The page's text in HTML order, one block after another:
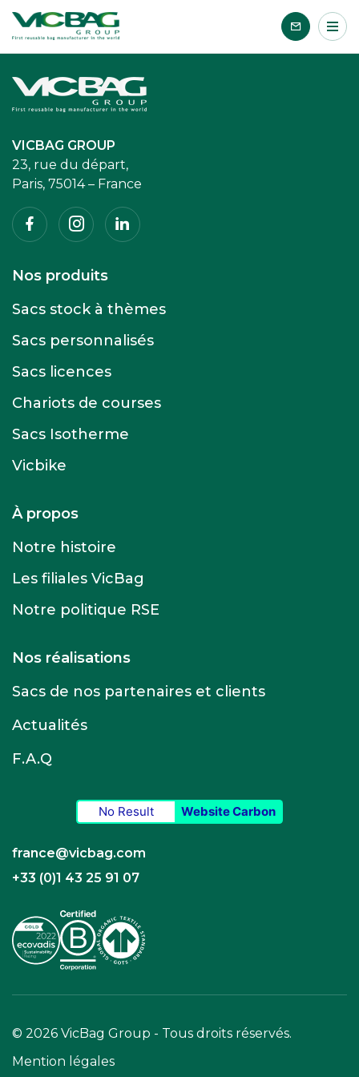
Accueil
Accueil
VICBAG GROUP
23, rue du départ,
Paris, 75014 – France
FacebookInstagramLinkedin
Nos produits
Sacs stock à thèmes
Sacs personnalisés
Sacs licences
Chariots de courses
Sacs Isotherme
Vicbike
À propos
Notre histoire
Les filiales VicBag
Notre politique RSE
Nos réalisations
Sacs de nos partenaires et clients
Actualités
F.A.Q
No Result Website Carbon
france@vicbag.com
+33 (0)1 43 25 91 07
© 2026 VicBag Group - Tous droits réservés.
Mention légales